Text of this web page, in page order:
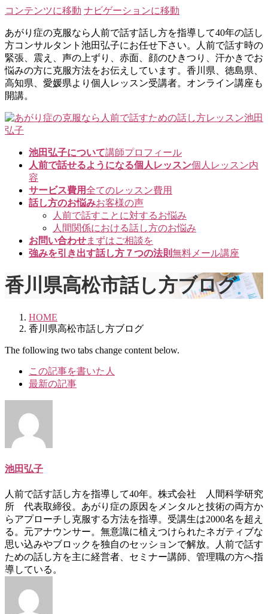
コンテンツに移動 ナビゲーションに移動
あがり症の克服なら人前で話す話し方を指導して40年の話し
方コンサルタント池田弘子にお任せ下さい。人前で話す時の
緊張、震え、声の上ずり、赤面、顔のひきつり、汗かきでお
悩みの方に克服方法をお伝えしています。香川県、徳島県、
高知県、愛媛県より個人レッスン受講者。オンライン講座も
開講。
池田弘子について講師プロフィール
人前で話せるようになる個人レッスン個人レッスン内
容
サービス費用全てのレッスン費用
話し方のお悩みお客様の声
人前で話すことに対するお悩み
人間関係における話し方のお悩み
お問い合わせまずはご相談を
強みを引き出す話し方７つの法則無料メール講座
香川県高松市話し方ブログ
HOME
香川県高松市話し方ブログ
The following two tabs change content below.
この記事を書いた人
最新の記事
池田弘子
人前で話す話し方を指導して40年。株式会社 人間科学研究
所 代表取締役。あがり症の原因をメンタルと技術の両方か
らアプローチし克服する方法を指導。受講生は2000名を超え
る。元アナウンサー。無意識に植えつけられたネガティブな
思い込みやブロックを独自のセッションで解放。人前で話す
ための話し方を主に経営者、セミナー講師、管理職の方へ指
導している。